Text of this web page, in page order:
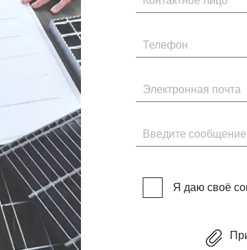
Телефон
Электронная почта
Введите сообщение
Я даю своё